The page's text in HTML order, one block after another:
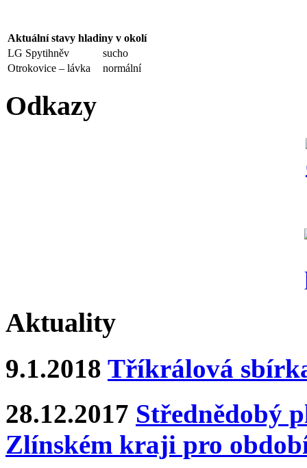
Aktuální stavy hladiny v okolí
LG Spytihněv
sucho
Otrokovice – lávka
normální
Odkazy
Aktuality
9.1.2018 Tříkrálová
28.12.2017 Střednědobý
Zlínském kraji pro